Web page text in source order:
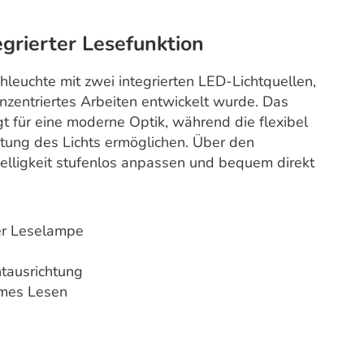
Lesefunktion
mit zwei integrierten LED-Lichtquellen,
Arbeiten entwickelt wurde. Das
für eine moderne Optik, während die flexibel
des Lichts ermöglichen. Über den
stufenlos anpassen und bequem direkt
Leselampe
Lesen